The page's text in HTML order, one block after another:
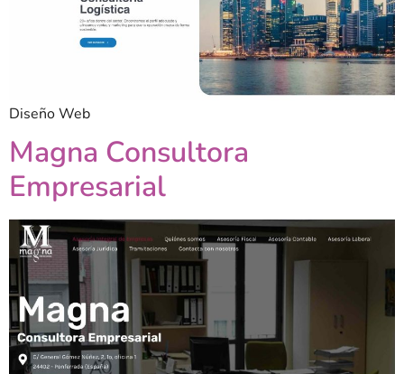
Diseño Web
Magna Consultora
Empresarial